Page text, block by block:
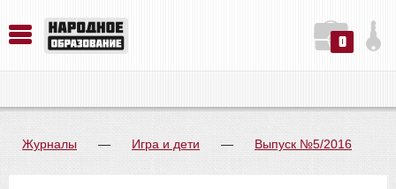
0
Журналы — Игра и дети — Выпуск №5/2016